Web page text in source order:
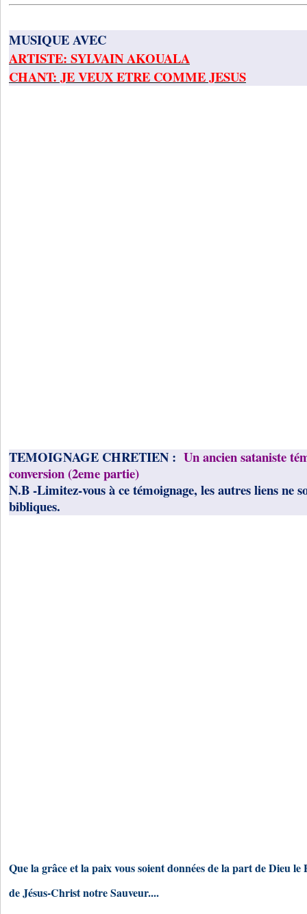
MUSIQUE AVEC
ARTISTE: SYLVAIN AKOUALA
CHANT: JE VEUX ETRE COMME JESUS
TEMOIGNAGE CHRETIEN : Un ancien sataniste
conversion (2eme partie)
N.B -Limitez-vous à ce témoignage, les autres liens ne
bibliques.
Que la grâce et la paix vous soient données de la part de Dieu le
de Jésus-Christ notre Sauveur....